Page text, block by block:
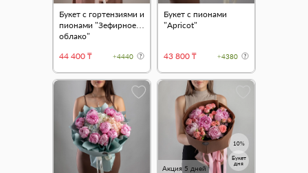
Букет с гортензиями и
пионами "Зефирное
облако"
44 400 ₸
+4440
Букет с пионами
"Apricot"
43 800 ₸ +4380
Акция 5 дней
10%
Букет
дня